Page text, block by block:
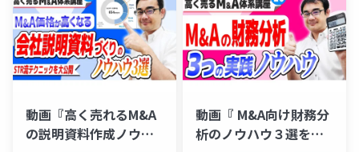
動画『高く売れるM&A
の説明資料作成ノウハ
動画『 M&A向け財務分
析のノウハウ３選を公